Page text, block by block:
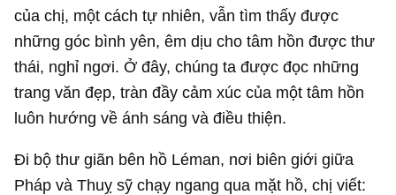
của chị, một cách tự nhiên, vẫn tìm thấy được
những góc bình yên, êm dịu cho tâm hồn được thư
thái, nghỉ ngơi. Ở đây, chúng ta được đọc những
trang văn đẹp, tràn đầy cảm xúc của một tâm hồn
luôn hướng về ánh sáng và điều thiện.
Đi bộ thư giãn bên hồ Léman, nơi biên giới giữa
Pháp và Thuỵ sỹ chạy ngang qua mặt hồ, chị viết: